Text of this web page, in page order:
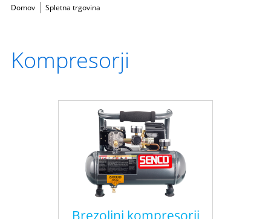
Domov Spletna trgovina
Kompresorji
Brezoljni kompresorji